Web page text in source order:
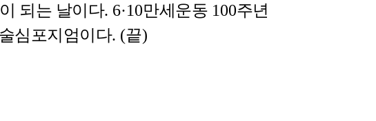
되는 날이다. 6·10만세운동 100주년
심포지엄이다. (끝)